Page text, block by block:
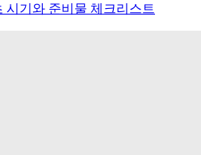
시기와 준비물 체크리스트